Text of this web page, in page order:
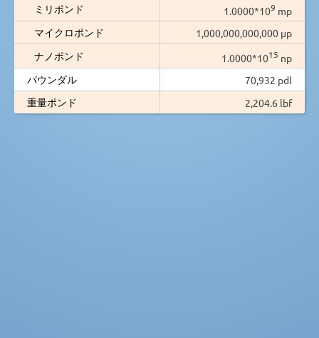
ミリポンド
1.0000*109 mp
マイクロポンド
1,000,000,000,000 µp
ナノポンド
1.0000*1015 np
パウンダル
70,932 pdl
重量ポンド
2,204.6 lbf